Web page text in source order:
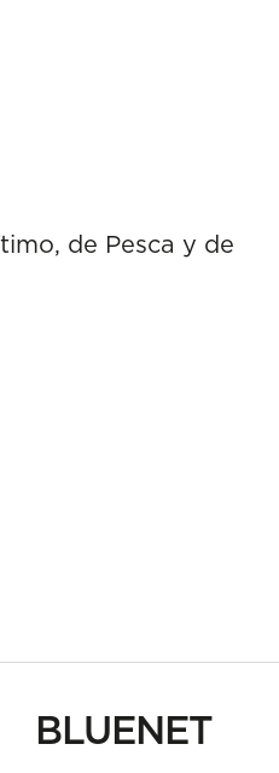
de Pesca y de
BLUENET